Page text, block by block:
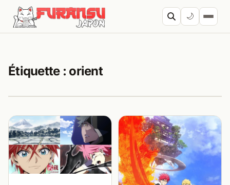
Aller au contenu
🌙
Étiquette : orient